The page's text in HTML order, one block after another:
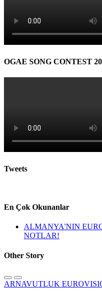
OGAE SONG CONTEST
Tweets
En Çok Okunanlar
ALMANYA'NIN
NOTLAR!
Other Story
ARNAVUTLUK